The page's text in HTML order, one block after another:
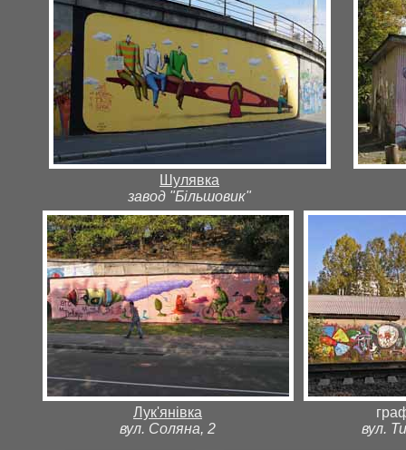
Шулявка
завод "Більшовик"
Лук'янівка
вул. Соляна, 2
вул.